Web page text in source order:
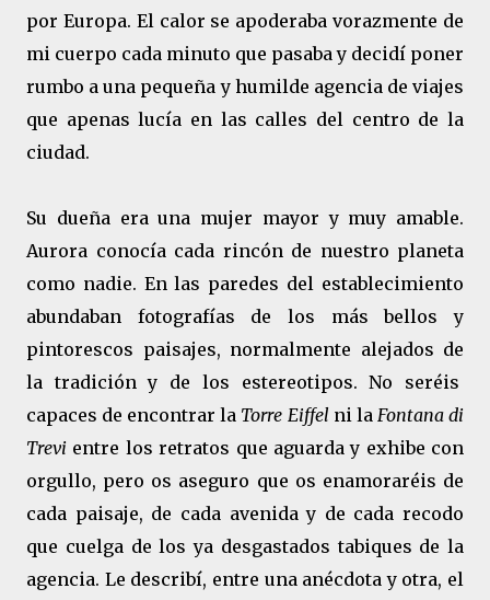
por Europa. El calor se apoderaba vorazmente de
mi cuerpo cada minuto que pasaba y decidí poner
rumbo a una pequeña y humilde agencia de viajes
que apenas lucía en las calles del centro de la
ciudad.
Su dueña era una mujer mayor y muy amable.
Aurora conocía cada rincón de nuestro planeta
como nadie. En las paredes del establecimiento
abundaban fotografías de los más bellos y
pintorescos paisajes, normalmente alejados de
la tradición y de los estereotipos. No seréis
capaces de encontrar la Torre Eiffelni la Fontana di
Trevi entre los retratos que aguarda y exhibe con
orgullo, pero os aseguro que os enamoraréis de
cada paisaje, de cada avenida y de cada recodo
que cuelga de los ya desgastados tabiques de la
agencia. Le describí, entre una anécdota y otra, el